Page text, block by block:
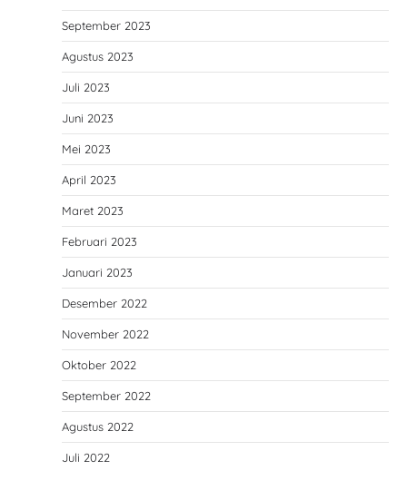
September 2023
Agustus 2023
Juli 2023
Juni 2023
Mei 2023
April 2023
Maret 2023
Februari 2023
Januari 2023
Desember 2022
November 2022
Oktober 2022
September 2022
Agustus 2022
Juli 2022